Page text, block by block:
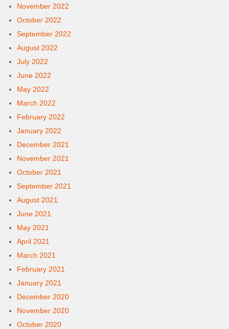
November 2022
October 2022
September 2022
August 2022
July 2022
June 2022
May 2022
March 2022
February 2022
January 2022
December 2021
November 2021
October 2021
September 2021
August 2021
June 2021
May 2021
April 2021
March 2021
February 2021
January 2021
December 2020
November 2020
October 2020